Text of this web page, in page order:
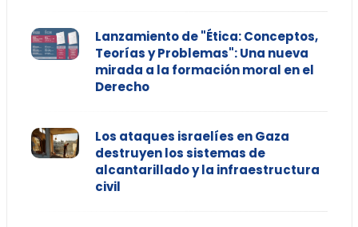
Lanzamiento de "Ética: Conceptos,
Teorías y Problemas": Una nueva
mirada a la formación moral en el
Derecho
Los ataques israelíes en Gaza
destruyen los sistemas de
alcantarillado y la infraestructura
civil